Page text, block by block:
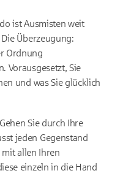
ist Ausmisten weit
Überzeugung:
Ordnung
Vorausgesetzt, Sie
und was Sie glücklich
Sie durch Ihre
jeden Gegenstand
mit allen Ihren
einzeln in die Hand